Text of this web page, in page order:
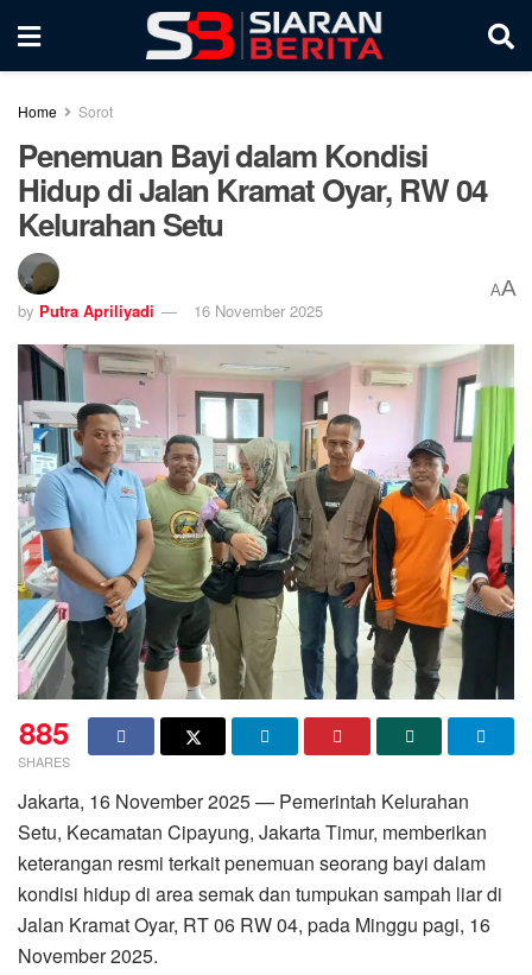
Home Sorot
Penemuan Bayi dalam Kondisi
Hidup di Jalan Kramat Oyar, RW 04
Kelurahan Setu
by Putra Apriliyadi 16 November 2025
AA
885
SHARES
Jakarta, 16 November 2025 — Pemerintah Kelurahan
Setu, Kecamatan Cipayung, Jakarta Timur, memberikan
keterangan resmi terkait penemuan seorang bayi dalam
kondisi hidup di area semak dan tumpukan sampah liar di
Jalan Kramat Oyar, RT 06 RW 04, pada Minggu pagi, 16
November 2025.